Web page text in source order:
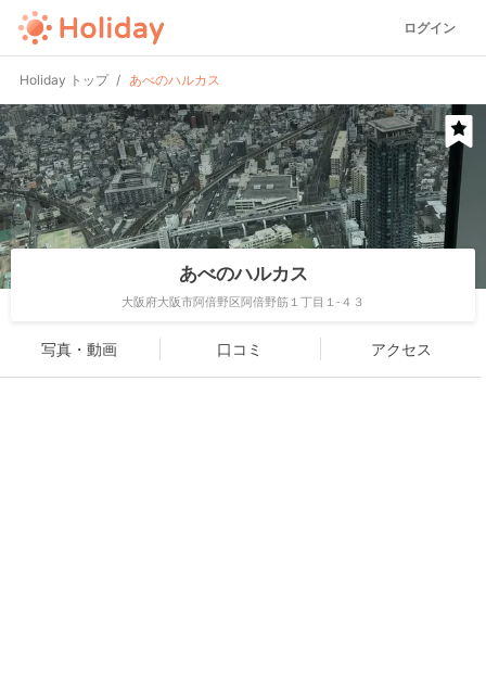
ログイン
Holiday トップ あべのハルカス
あべのハルカス
大阪府大阪市阿倍野区阿倍野筋１丁目１-４３
写真・動画 口コミ アクセス